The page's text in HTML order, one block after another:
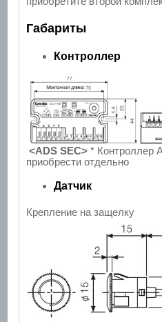
Габариты
Контроллер
<ADS SEC> * Контроллер
приобрести отдельно
Датчик
Крепление на защелку